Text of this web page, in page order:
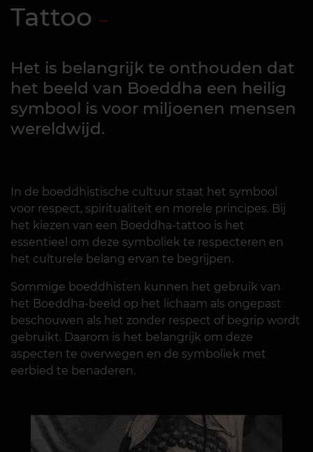
Tattoo
Het is belangrijk te onthouden dat
het beeld van Boeddha een heilig
symbool is voor miljoenen mensen
wereldwijd.
In de boeddhistische cultuur staat het symbool
voor respect, spiritualiteit en morele principes. Bij
het kiezen van een Boeddha-tattoo is het
essentieel om deze symboliek te respecteren en
het culturele belang ervan te begrijpen.
Sommige boeddhisten kunnen het gebruik van
het Boeddha-beeld op het lichaam als ongepast
beschouwen als het zonder respect of begrip wordt
gebruikt. Daarom is het belangrijk om deze
aspecten te overwegen en de symboliek met
eerbied te benaderen.